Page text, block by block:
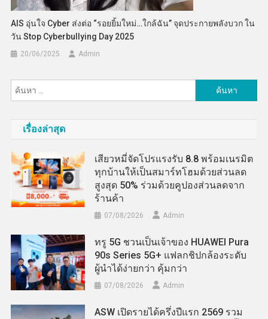
AIS อุ่นใจ Cyber ส่งต่อ “รอยยิ้มใหม่…ใกล้ฉัน” จุดประกายพลังบวก ใน
วัน Stop Cyberbullying Day 2025
20/06/2025 Admin
สำหรับ:
เรื่องล่าสุด
เสียวหมี่จัดโปรแรงรับ 8.8 พร้อมเนรมิต
ทุกบ้านให้เป็นสมาร์ทโฮมด้วยส่วนลด
สูงสุด 50% ร่วมด้วยคูปองส่วนลดจาก
ร้านค้า
07/08/2026 Admin
ทรู 5G ชวนเป็นเจ้าของ HUAWEI Pura
90s Series 5G+ แฟลกชิปกล้องระดับ
ผู้นำได้ง่ายกว่า คุ้มกว่า
07/08/2026 Admin
ASW เปิดรายได้ครึ่งปีแรก 2569 รวม